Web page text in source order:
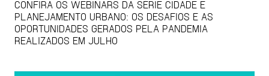
CONFIRA OS WEBINARS DA SÉRIE CIDADE E
PLANEJAMENTO URBANO: OS DESAFIOS E AS
OPORTUNIDADES GERADOS PELA PANDEMIA
REALIZADOS EM JULHO